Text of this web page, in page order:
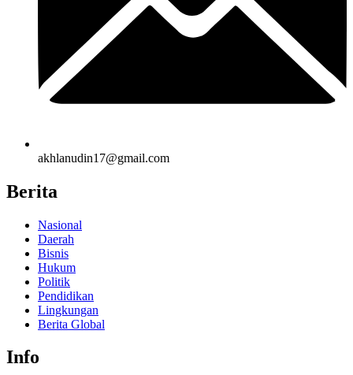
akhlanudin17@gmail.com
Berita
Nasional
Daerah
Bisnis
Hukum
Politik
Pendidikan
Lingkungan
Berita Global
Info